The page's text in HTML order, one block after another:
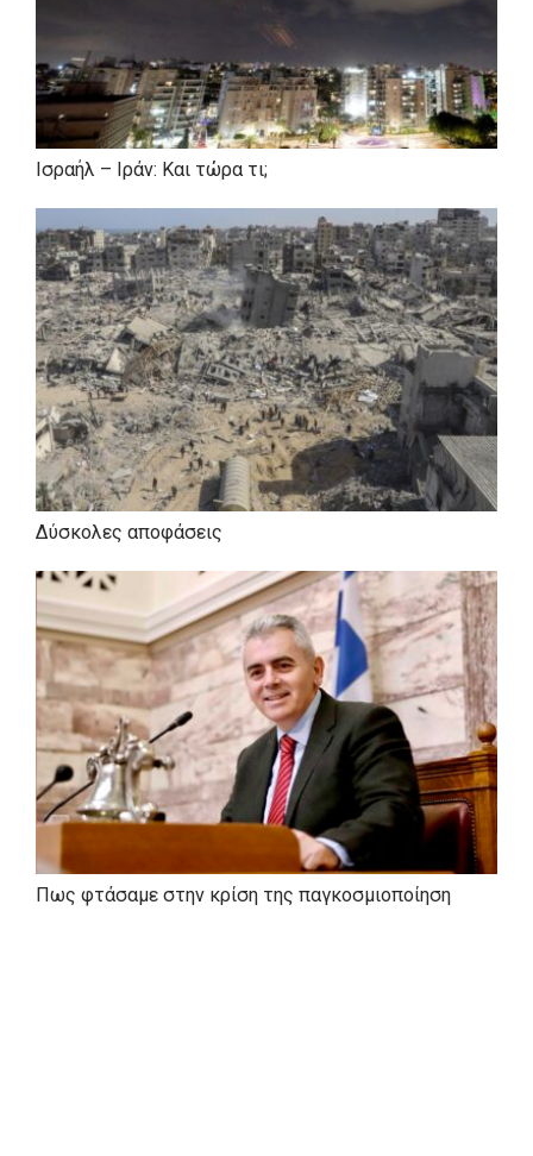
Το 1991 έγινε δεκτός για μεταπτυχιακές σπουδές
στο Ινστιτούτο Πολιτικών Επιστημών του
Πανεπιστημίου Κωνσταντινουπόλεως.
Το 2003 αναγορεύτηκε Διδάκτωρ Κοινωνιολογίας
του Παντείου Πανεπιστημίου.
έφεδρος αξιωματικός του Ελληνικού Στρατού.
Από το 1994 έως το 1997 διετέλεσε
Αναπληρωτής Διευθυντής Πολιτικού Σχεδιασμού
της Νέας Δημοκρατίας.
Το 1997, με απόφαση του προέδρου του
κόμματος Κώστα Καραμανλή, τοποθετήθηκε
Διευθυντής του Γραφείου Τύπου της Νέας
Δημοκρατίας.
Το 2000 ανέλαβε καθήκοντα Διευθυντή
Επικοινωνίας στο Κέντρο Πολιτικής Έρευνας και
σκέψης του φιλελεύθερου χώρου, ενώ εργάστηκε
και ως δημοσιογράφος.
Εκλέχθηκε πρώτη φορά βουλευτής Λαρίσης της
Νέας Δημοκρατίας στις εκλογές της 7ης Μαρτίου
2004 (2ος σε σειρά εκλογής). Στη συνέχεια,
εκλέγεται στις εκλογικές αναμετρήσεις της 16ης
Σεπτεμβρίου 2007 (1ος σε σειρά εκλογής), της
4ης Οκτωβρίου 2009 (1ος σε σειρά εκλογής),
της 6ης Μαΐου 2012 (1ος σε σειρά εκλογής) και
της 17ης Ιουνίου 2012 (επικεφαλής του
Ισραήλ – Ιράν: Και τώρα τι;
Δύσκολες αποφάσεις
Πως φτάσαμε στην κρίση της παγκοσμιοποίηση